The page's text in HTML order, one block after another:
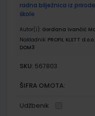
radna bilježnica iz
škole
Autor(i): Gordana Ivančić
Nakladnik: PROFIL KLETT d.o.o.
DOM3
SKU: 567803
ŠIFRA OMOTA:
Udžbenik